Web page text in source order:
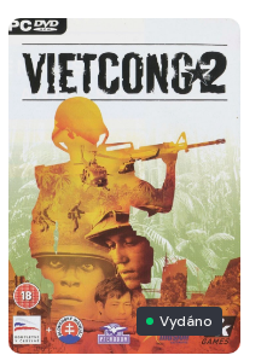
Vydáno